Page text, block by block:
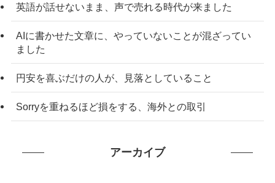
英語が話せないまま、声で売れる時代が来ました
AIに書かせた文章に、やっていないことが混ざってい
ました
円安を喜ぶだけの人が、見落としていること
Sorryを重ねるほど損をする、海外との取引
アーカイブ